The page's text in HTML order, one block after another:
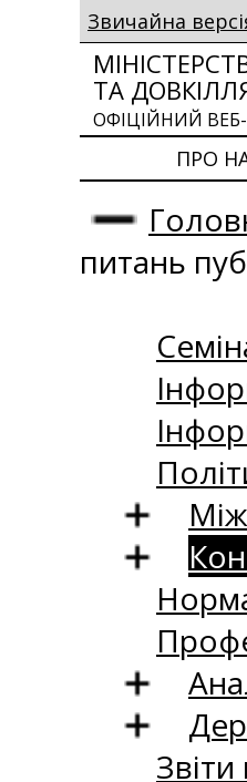
Звичайна
ТА
ОФІЦІЙНИЙ
ПРО
питань